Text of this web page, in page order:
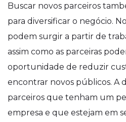
Buscar novos parceiros
para diversificar o negócio.
podem surgir a partir de
assim como as parceiras
oportunidade de reduzir
encontrar novos públicos. A
parceiros que tenham um
empresa e que estejam em